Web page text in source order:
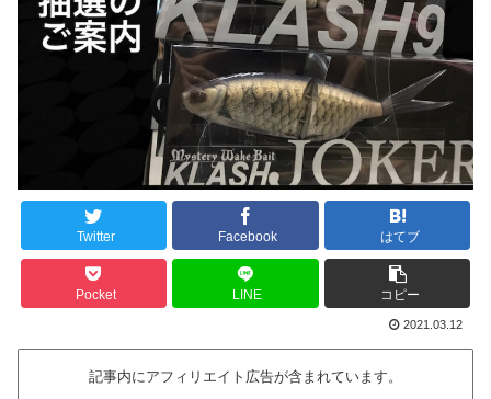
Twitter Facebook はてブ
Pocket LINE コピー
2021.03.12
記事内にアフィリエイト広告が含まれています。